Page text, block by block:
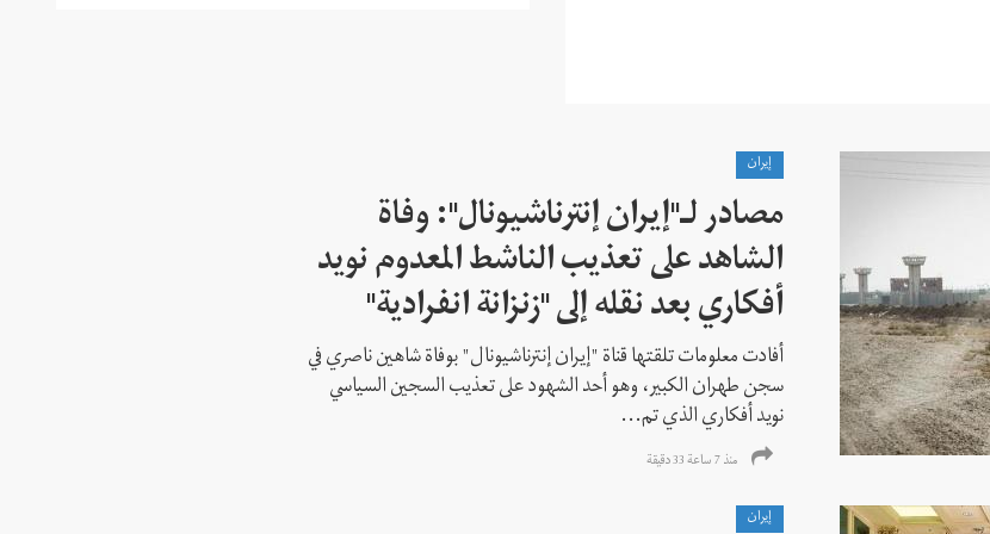
إيران
مصادر لـ"إيران إنترناشيونال": وفاة
الشاهد على تعذيب الناشط المعدوم نويد
أفكاري بعد نقله إلى "زنزانة انفرادية"
أفادت معلومات تلقتها قناة "إيران إنترناشيونال" بوفاة شاهين ناصري في
سجن طهران الكبير، وهو أحد الشهود على تعذيب السجين السياسي
نويد أفكاري الذي تم...
منذ 7 ساعة 33 دقیقة
إيران